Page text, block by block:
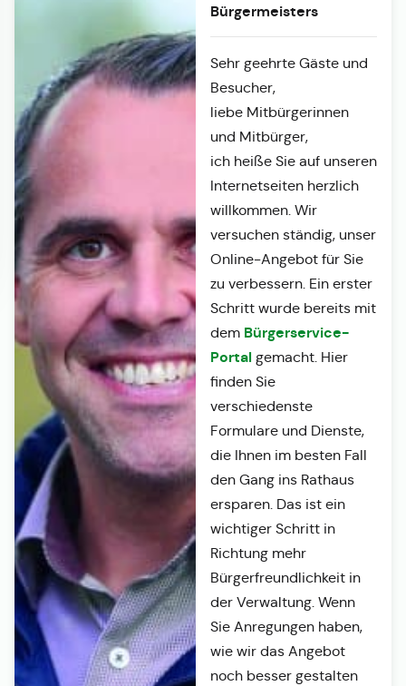
Bürgermeisters
Sehr geehrte Gäste und
Besucher,
liebe Mitbürgerinnen
und Mitbürger,
ich heiße Sie auf unseren
Internetseiten herzlich
willkommen. Wir
versuchen ständig, unser
Online-Angebot für Sie
zu verbessern. Ein erster
Schritt wurde bereits mit
dem Bürgerservice-
Portalgemacht. Hier
finden Sie
verschiedenste
Formulare und Dienste,
die Ihnen im besten Fall
den Gang ins Rathaus
ersparen. Das ist ein
wichtiger Schritt in
Richtung mehr
Bürgerfreundlichkeit in
der Verwaltung. Wenn
Sie Anregungen haben,
wie wir das Angebot
noch besser gestalten